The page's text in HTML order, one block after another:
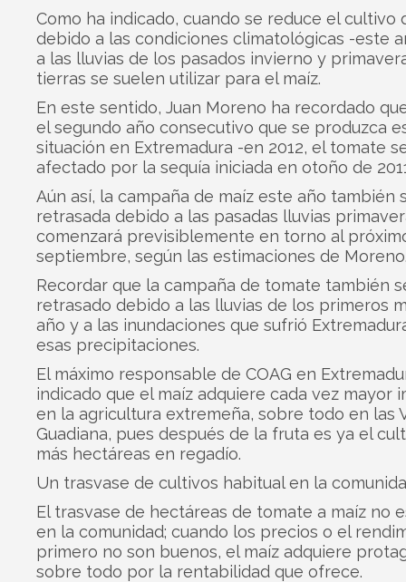
Como ha indicado, cuando se reduce el cultivo
debido a las condiciones climatológicas -este
a las lluvias de los pasados invierno y
tierras se suelen utilizar para el maíz.
En este sentido, Juan Moreno ha recordado
el segundo año consecutivo que se produzca
situación en Extremadura -en 2012, el tomate
afectado por la sequía iniciada en otoño de
Aún así, la campaña de maíz este año también
retrasada debido a las pasadas lluvias
comenzará previsiblemente en torno al
septiembre, según las estimaciones de
Recordar que la campaña de tomate también
retrasado debido a las lluvias de los primeros
año y a las inundaciones que sufrió
esas precipitaciones.
El máximo responsable de COAG en
indicado que el maíz adquiere cada vez mayor
en la agricultura extremeña, sobre todo en las
Guadiana, pues después de la fruta es ya el
más hectáreas en regadío.
Un trasvase de cultivos habitual en la
El trasvase de hectáreas de tomate a maíz no
en la comunidad; cuando los precios o el
primero no son buenos, el maíz adquiere
sobre todo por la rentabilidad que ofrece.